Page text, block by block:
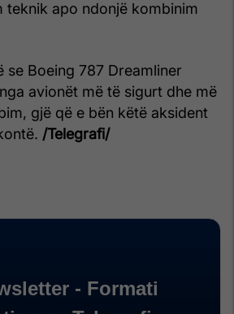
teknik apo ndonjë kombinim
se Boeing 787 Dreamliner
avionët më të sigurt dhe më
gjë që e bën këtë aksident
/Telegrafi/